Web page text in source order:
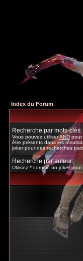
Index du Forum
Recherche par mots-clés:
Vous pouvez utiliserANDpour
être présents dans les
joker pour des recherches
Recherche par auteur:
Utilisez * comme un joker